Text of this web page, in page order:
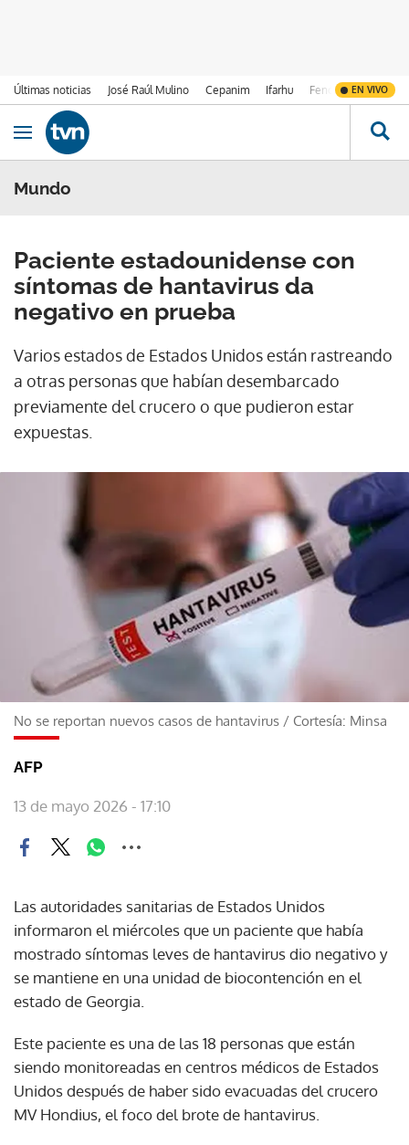
Últimas noticias José Raúl Mulino Cepanim Ifarhu Fenómeno de El
EN VIVO
Ir al contenido
Obrir navegació
Mundo
Paciente estadounidense con
síntomas de hantavirus da
negativo en prueba
Varios estados de Estados Unidos están rastreando
a otras personas que habían desembarcado
previamente del crucero o que pudieron estar
expuestas.
No se reportan nuevos casos de hantavirus / Cortesía: Minsa
AFP
13 de mayo 2026 - 17:10
Las autoridades sanitarias de Estados Unidos
informaron el miércoles que un paciente que había
mostrado síntomas leves de hantavirus dio negativo y
se mantiene en una unidad de biocontención en el
estado de Georgia.
Este paciente es una de las 18 personas que están
siendo monitoreadas en centros médicos de Estados
Unidos después de haber sido evacuadas del crucero
MV Hondius, el foco del brote de hantavirus.